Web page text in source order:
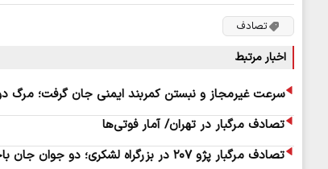
تصادف
اخبار مرتبط
سرعت غیرمجاز و نبستن کمربند ایمنی جان گرفت؛ مرگ
تصادف مرگبار در تهران/ آمار فوتی‌ها
تصادف مرگبار پژو ۲۰۷ در بزرگراه لشکری؛ دو جوان جان باختند